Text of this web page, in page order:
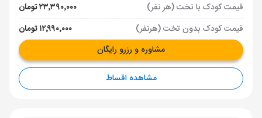
قیمت کودک با تخت (هر نفر)
۲۳٬۳۹۰٬۰۰۰ تومان
قیمت کودک بدون تخت (هرنفر)
۱۲٬۹۹۰٬۰۰۰ تومان
مشاوره و رزرو رایگان
مشاهده اقساط